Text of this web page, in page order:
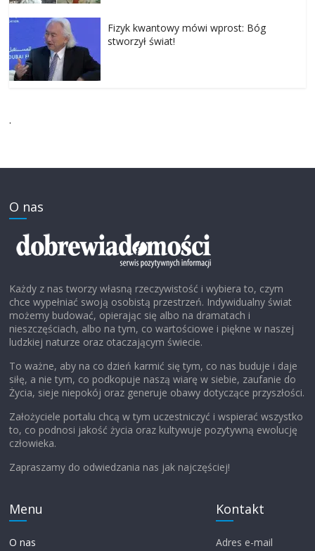
Fizyk kwantowy mówi wprost: Bóg
stworzył świat!
.
O nas
Każdy z nas tworzy własną rzeczywistość i wybiera to, czym
chce wypełniać swoją osobistą przestrzeń. Indywidualny świat
możemy budować, opierając się albo na dramatach i
nieszczęściach, albo na tym, co wartościowe i piękne w naszej
ludzkiej naturze oraz otaczającym świecie.
To ważne, aby na co dzień karmić się tym, co nas buduje i daje
siłę, a nie tym, co podkopuje naszą wiarę w siebie, zaufanie do
Życia, sieje niepokój oraz generuje obawy dotyczące przyszłości.
Założyciele portalu chcą w tym uczestniczyć i wspierać wszystko
to, co podnosi jakość życia oraz kultywuje pozytywną ewolucję
człowieka.
Zapraszamy do odwiedzania nas jak najczęściej!
Menu
O nas
Kontakt
Adres e-mail